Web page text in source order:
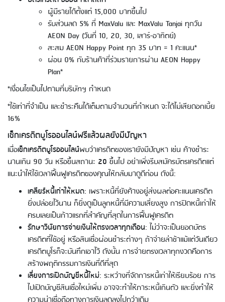
ผู้มีรายได้ตั้งแต่ 15,000 บาทขึ้นไป
รับส่วนลด 5% ที่ MaxValu และ MaxValu Tanjai ทุกวัน
AEON Day (วันที่ 10, 20, 30, เสาร์-อาทิตย์)
สะสม AEON Happy Point ทุก 35 บาท = 1 คะแนน*
ผ่อน 0% กับร้านค้าที่ร่วมรายการผ่าน AEON Happy
Plan*
*เงื่อนไขเป็นไปตามที่บริษัทฯ กำหนด
*ใช้เท่าที่จำเป็น และชำระคืนได้เต็มตามจำนวนที่กำหนด จะได้ไม่เสียดอกเบี้ย
16%
เช็กเครดิตบูโรออนไลน์ฟรีแล้วผลยังมีปัญหา
เมื่อเช็กเครดิตบูโรออนไลน์พบว่าเครดิตของเรายังมีปัญหา เช่น ค้างชำระ
นานเกิน 90 วัน หรือขึ้นสถานะ 20 ขึ้นไป อย่าเพิ่งรีบสมัครบัตรเครดิตแต่
แนะนำให้ใช้เวลาฟื้นฟูเครดิตของคุณให้กลับมาดูดีก่อน ดังนี้:
เคลียร์หนี้เก่าให้หมด: เพราะหนี้ที่ยังค้างอยู่ส่งผลต่อคะแนนเครดิต
ยิ่งปล่อยไว้นาน ก็ยิ่งดูเป็นลูกหนี้ที่มีความเสี่ยงสูง การปิดหนี้เก่าให้
ครบเลยเป็นก้าวแรกที่สำคัญที่สุดในการฟื้นฟูเครดิต
รักษาวินัยการจ่ายเงินให้ตรงเวลาทุกเดือน: ไม่ว่าจะเป็นยอดบัตร
เครดิตที่ใช้อยู่ หรือสินเชื่อผ่อนชำระต่างๆ ถ้าจ่ายล่าช้าแม้แต่วันเดียว
เครดิตบูโรก็จะบันทึกเอาไว้ ดังนั้น การจ่ายตรงเวลาทุกงวดคือการ
สร้างพฤติกรรมการเงินที่ดีที่สุด
เลี่ยงการเปิดบัญชีหนี้ใหม่: ระหว่างที่จัดการหนี้เก่าให้เรียบร้อย การ
ไปเปิดบัญชีสินเชื่อใหม่เพิ่ม อาจจะทำให้ภาระหนี้เกินตัว และยิ่งทำให้
Using AEON Cards - Shopping
(Domestic)
Using AEON Cards - Shopping (Abroad)